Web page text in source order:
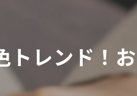
トレンド！